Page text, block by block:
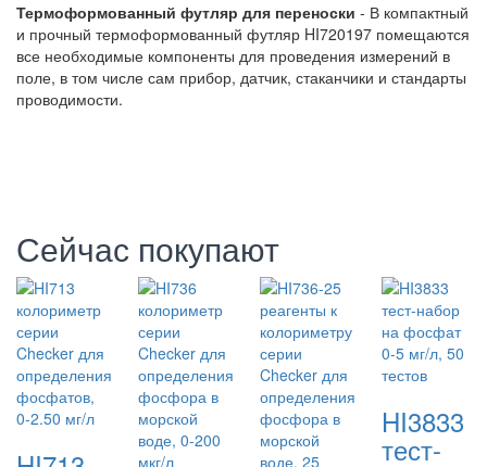
Термоформованный футляр для переноски - В компактный
и прочный термоформованный футляр HI720197 помещаются
все необходимые компоненты для проведения измерений в
поле, в том числе сам прибор, датчик, стаканчики и стандарты
проводимости.
Сейчас покупают
HI3833
тест-